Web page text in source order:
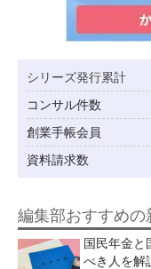
シリーズ発行累計
コンサル件数
創業手帳会員
資料請求数
編集部おすすめの
国民年金と
べき人を解